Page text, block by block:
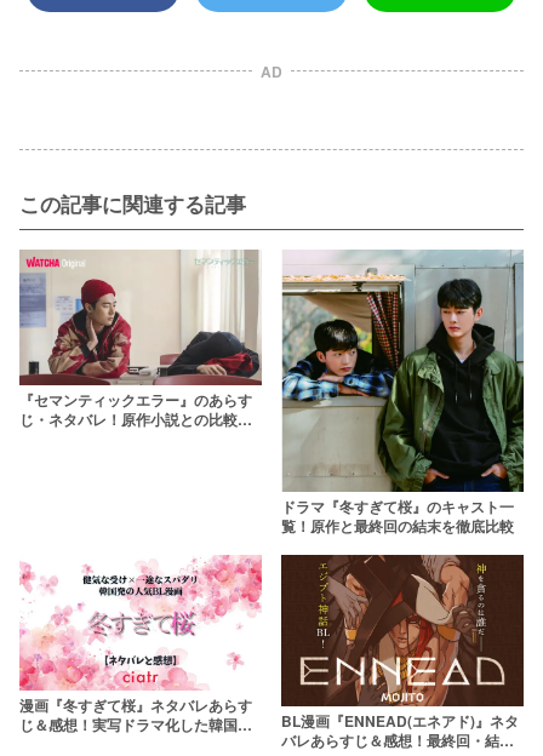
AD
この記事に関連する記事
『セマンティックエラー』のあらす
じ・ネタバレ！原作小説との比較や
ドラマ『冬すぎて桜』のキャスト一
覧！原作と最終回の結末を徹底比較
漫画『冬すぎて桜』ネタバレあらす
じ＆感想！実写ドラマ化した韓国発
BL漫画『ENNEAD(エネアド)』ネタ
バレあらすじ＆感想！最終回・結末